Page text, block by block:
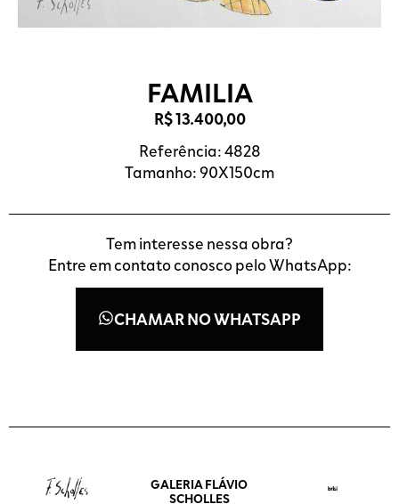
FAMILIA
R$13.400,00
Referência: 4828
Tamanho: 90X150cm
Tem interesse nessa obra?
Entre em contato conosco pelo WhatsApp:
CHAMAR NO WHATSAPP
GALERIA FLÁVIO
SCHOLLES